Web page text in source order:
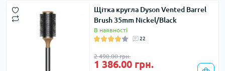
Щітка кругла Dyson Vented Barrel
Brush 35mm Nickel/Black
В наявності
22
2 490.00 грн.
1 386.00 грн.